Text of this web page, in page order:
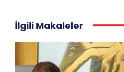
İlgili Makaleler